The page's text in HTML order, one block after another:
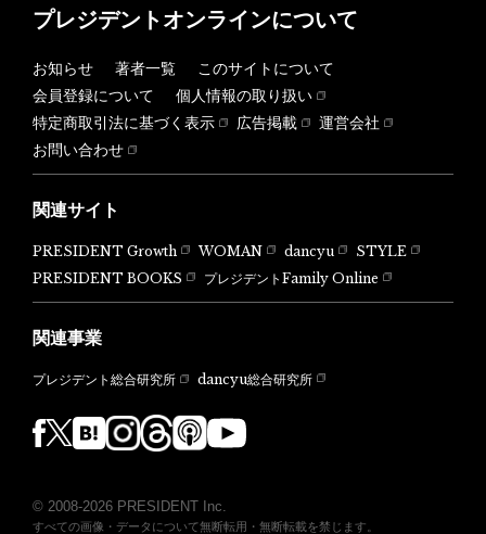
プレジデントオンラインについて
お知らせ 著者一覧
このサイトについて
会員登録について
個人情報の取り扱い
特定商取引法に基づく表示
広告掲載
運営会社
お問い合わせ
関連サイト
PRESIDENT Growth WOMAN dancyu
STYLE
PRESIDENT BOOKS
プレジデントFamily Online
関連事業
プレジデント総合研究所 dancyu総合研究所
© 2008-2026 PRESIDENT Inc.
すべての画像・データについて無断転用・無断転載を禁じます。